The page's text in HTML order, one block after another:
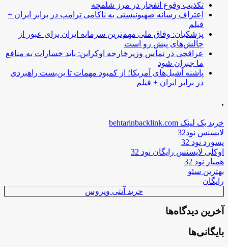
تکذیب وقوع انفجار در مرز شلمچه
اعتراف رسانه صهیونیستی به ناکامی ترامپ در برابر ایران +
فیلم
پزشکیان: وفاق ملی مهم‌ترین سرمایه ایران برای عبور از
چالش‌های پیش رو است
عراقچی در تماس وزیرخارجه اوکراین: باید خسارات به منافع
ما جبران شود
پاشنه آشیل‌های آمریکا؛ از کمبود مهمات تا بن‌بست راهبردی
در برابر ایران + فیلم
.
خرید بک لینک behtarinbacklink.com
لایسنس نود32
پسورد نود 32
اوکلی لایسنس رایگان نود 32
همیار نود 32
بهترین سئو
رایگان
خرید آنتی ویروس
آخرین دیدگاه‌ها
بایگانی‌ها